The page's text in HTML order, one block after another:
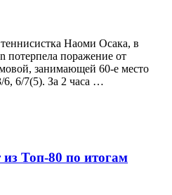
Наоми Осака, в
потерпела поражение от
занимающей 60-е место
6/7(5). За 2 часа …
Топ-80 по итогам